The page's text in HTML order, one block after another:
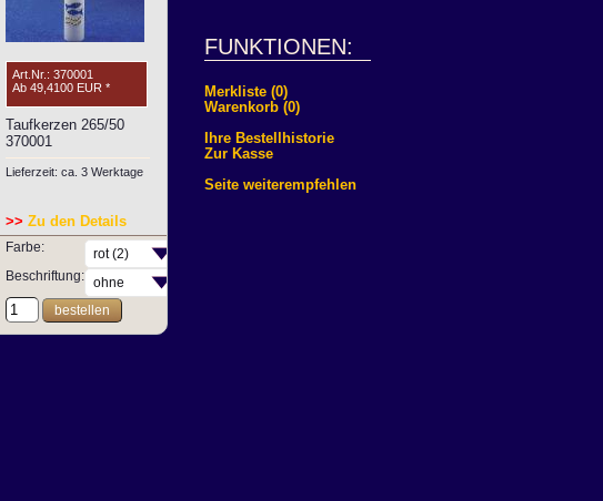
Art.Nr.: 370001
Ab 49,4100 EUR *
Taufkerzen 265/50
370001
Lieferzeit: ca. 3 Werktage
>> Zu den Details
Farbe:
Beschriftung:
bestellen
FUNKTIONEN:
Merkliste (0)
Warenkorb (0)
Ihre Bestellhistorie
Zur Kasse
Seite weiterempfehlen